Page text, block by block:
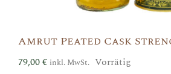
Amrut Peated Cask
79,00€ inkl. MwSt. Vorrätig